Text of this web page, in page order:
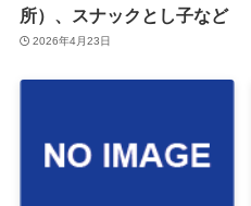
所）、スナックとし子など
2026年4月23日